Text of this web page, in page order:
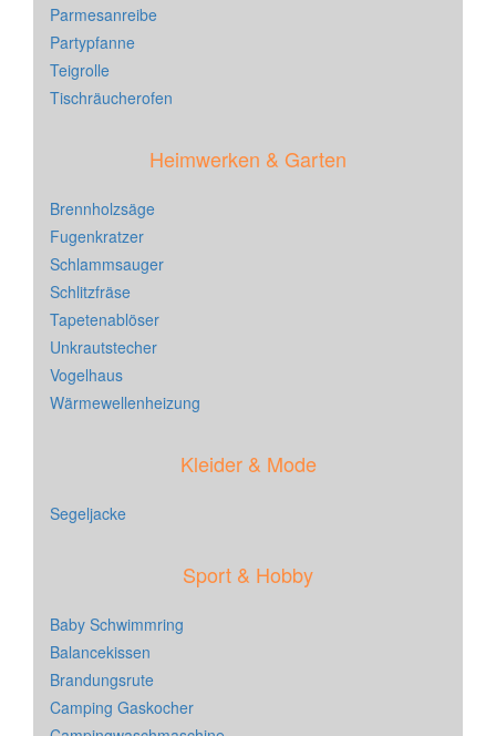
Parmesanreibe
Partypfanne
Teigrolle
Tischräucherofen
Heimwerken & Garten
Brennholzsäge
Fugenkratzer
Schlammsauger
Schlitzfräse
Tapetenablöser
Unkrautstecher
Vogelhaus
Wärmewellenheizung
Kleider & Mode
Segeljacke
Sport & Hobby
Baby Schwimmring
Balancekissen
Brandungsrute
Camping Gaskocher